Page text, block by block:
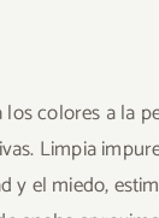
colores a la
Limpia
y el miedo,